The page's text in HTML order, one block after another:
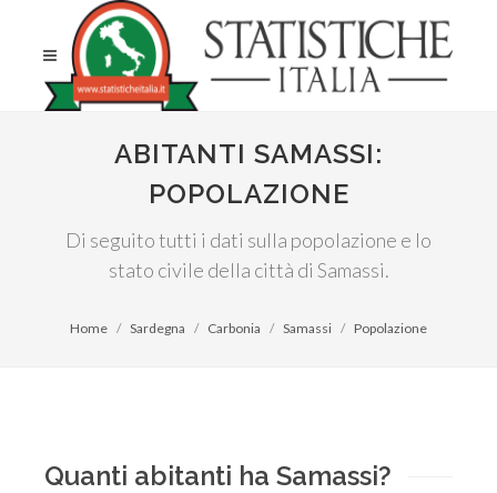
ABITANTI SAMASSI:
POPOLAZIONE
Di seguito tutti i dati sulla popolazione e lo
stato civile della città di Samassi.
Home Sardegna Carbonia Samassi Popolazione
Quanti abitanti ha Samassi?